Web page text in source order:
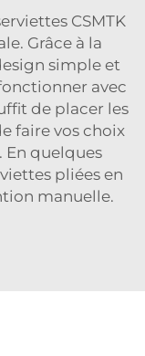
CSMTK
Grâce à la
simple et
avec
de placer les
faire vos choix
En quelques
pliées en
manuelle.